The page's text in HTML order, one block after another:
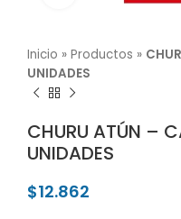
Inicio » Productos »
UNIDADES
CHURU ATÚN –
UNIDADES
$12.862